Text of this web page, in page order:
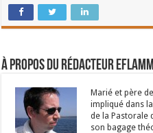
À propos du rédacteur
Marié et père
impliqué dans
de la Pastorale
son bagage